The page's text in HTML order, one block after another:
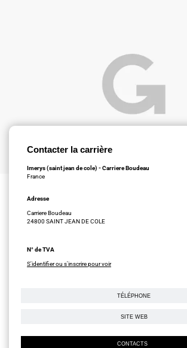
Contacter la carrière
Imerys (saint jean de cole) - Carriere Boudeau
France
Adresse
Carriere Boudeau
24800 SAINT JEAN DE COLE
N° de TVA
S'identifier ou s'inscrire pour voir
TÉLÉPHONE
SITE WEB
CONTACTS